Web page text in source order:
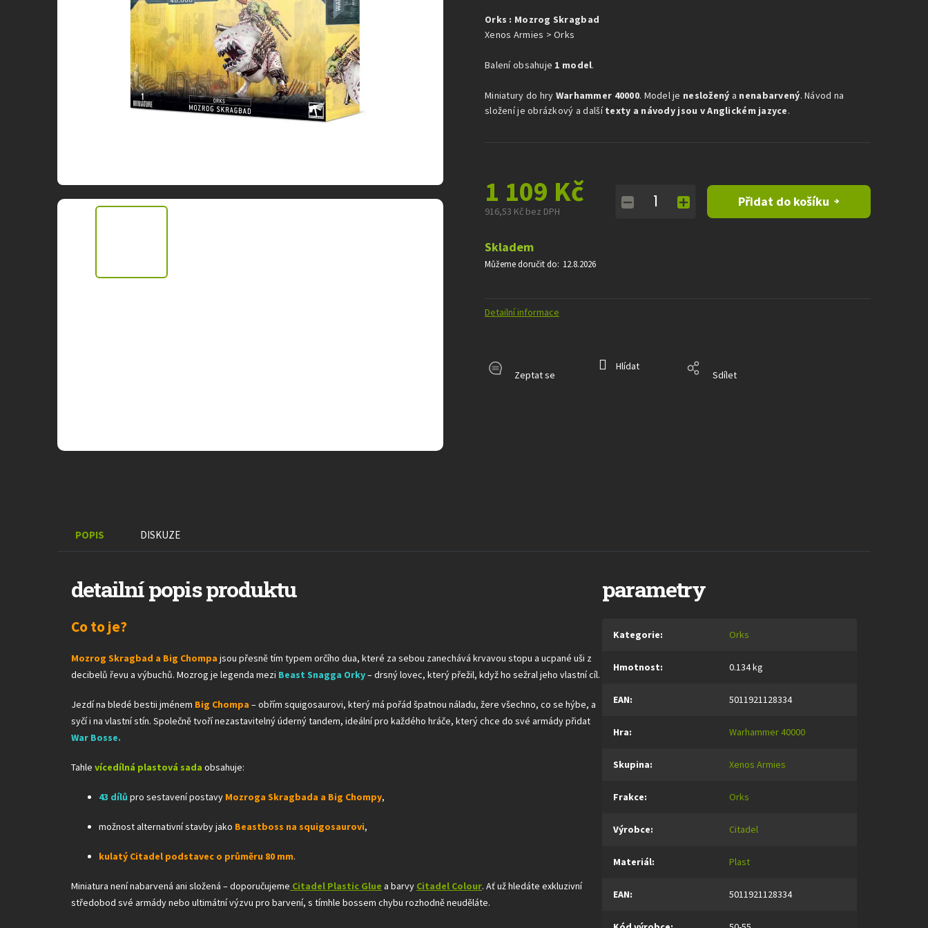
0,0
z
hvězdiček.
Orks : Mozrog Skragbad
Xenos Armies > Orks
Balení obsahuje 1 model.
Miniatury do hry Warhammer 40000. Model je nesložený a nenabarvený. Návod na
složení je obrázkový a dalšítexty a návody jsou v Anglickém jazyce.
1 109 Kč
916,53 Kč bez DPH
cena:
Přidat do košíku
Skladem
Můžeme doručit do: 12.8.2026
Detailní informace
Zeptat se
Hlídat
Sdílet
POPIS DISKUZE
detailní popis produktu
Co to je?
Mozrog Skragbad a Big Chompa jsou přesně tím typem orčího dua, které za sebou zanechává krvavou stopu a ucpané uši z
decibelů řevu a výbuchů. Mozrog je legenda mezi Beast Snagga Orky– drsný lovec, který přežil, když ho sežral jeho vlastní cíl.
Jezdí na bledé bestii jménem Big Chompa – obřím squigosaurovi, který má pořád špatnou náladu, žere všechno, co se hýbe, a
syčí i na vlastní stín. Společně tvoří nezastavitelný úderný tandem, ideální pro každého hráče, který chce do své armády přidat
War Bosse.
Tahle vícedílná plastová sada obsahuje:
43 dílů pro sestavení postavy Mozroga Skragbada a Big Chompy,
možnost alternativní stavby jako Beastboss na squigosaurovi,
kulatý Citadel podstavec o průměru 80 mm.
Miniatura není nabarvená ani složená – doporučujeme Citadel Plastic Glue a barvy Citadel Colour. Ať už hledáte exkluzivní
středobod své armády nebo ultimátní výzvu pro barvení, s tímhle bossem chybu rozhodně neuděláte.
parametry
Kategorie: Orks
Hmotnost: 0.134 kg
EAN: 5011921128334
Hra: Warhammer 40000
Skupina: Xenos Armies
Frakce: Orks
Výrobce: Citadel
Materiál: Plast
EAN: 5011921128334